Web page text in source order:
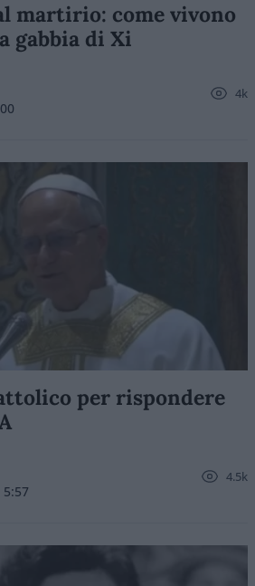
martirio: come vivono
gabbia di Xi
4k
per rispondere
4.5k